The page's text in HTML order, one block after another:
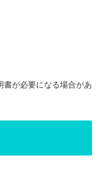
が必要になる場合があ